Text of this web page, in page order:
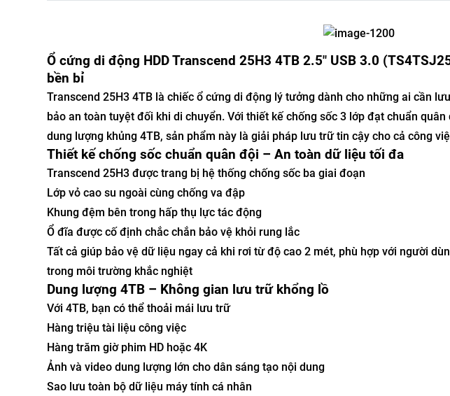
Ổ cứng di động HDD Transcend 25H3 4TB 2.5" USB 3.0
bền bỉ
Transcend 25H3 4TB là chiếc ổ cứng di động lý tưởng dành cho những ai cần
bảo an toàn tuyệt đối khi di chuyển. Với thiết kế chống sốc 3 lớp đạt chuẩn
dung lượng khủng 4TB, sản phẩm này là giải pháp lưu trữ tin cậy cho cả công
Thiết kế chống sốc chuẩn quân đội – An toàn dữ liệu tối đa
Transcend 25H3 được trang bị hệ thống chống sốc ba giai đoạn
Lớp vỏ cao su ngoài cùng chống va đập
Khung đệm bên trong hấp thụ lực tác động
Ổ đĩa được cố định chắc chắn bảo vệ khỏi rung lắc
Tất cả giúp bảo vệ dữ liệu ngay cả khi rơi từ độ cao 2 mét, phù hợp với người
trong môi trường khắc nghiệt
Dung lượng 4TB – Không gian lưu trữ khổng lồ
Với 4TB, bạn có thể thoải mái lưu trữ
Hàng triệu tài liệu công việc
Hàng trăm giờ phim HD hoặc 4K
Ảnh và video dung lượng lớn cho dân sáng tạo nội dung
Sao lưu toàn bộ dữ liệu máy tính cá nhân